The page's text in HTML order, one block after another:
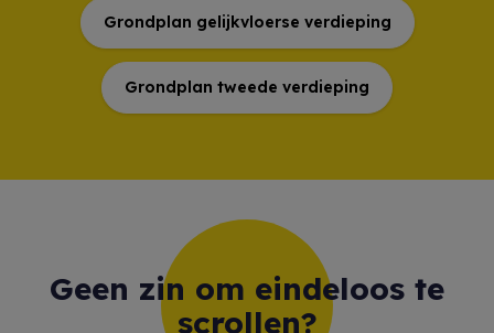
Grondplan gelijkvloerse verdieping
Grondplan tweede verdieping
Geen zin om eindeloos te
scrollen?